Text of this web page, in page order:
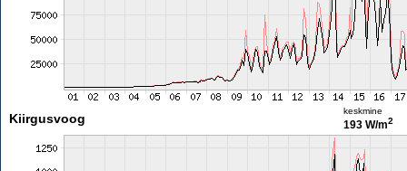
Kiirgusvoog
keskmine
193 W/m2